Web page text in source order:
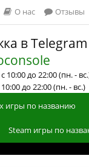
О нас Отзывы
в Telegram
10:00 до 22:00 (пн. -
до 22:00 (пн. - вс.)
игры по названию
Steam игры по